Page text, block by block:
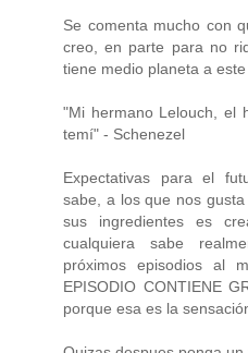
Se comenta mucho con
creo, en parte para no
tiene medio planeta a
"Mi hermano Lelouch, el
temí" - Schenezel
Expectativas para el
sabe, a los que nos
sus ingredientes es
cualquiera sabe
próximos episodios al
EPISODIO CONTIENE
porque esa es la